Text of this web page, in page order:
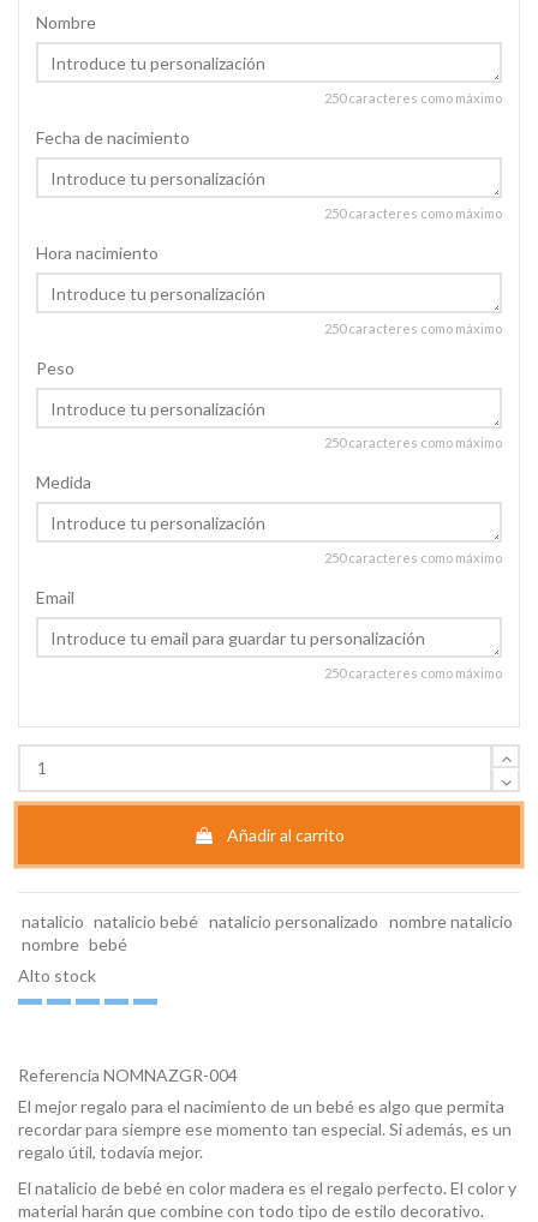
Nombre
250 caracteres como máximo
Fecha de nacimiento
250 caracteres como máximo
Hora nacimiento
250 caracteres como máximo
Peso
250 caracteres como máximo
Medida
250 caracteres como máximo
Email
250 caracteres como máximo
Añadir al carrito
natalicio natalicio bebé natalicio personalizado nombre natalicio
nombre bebé
Alto stock
Referencia NOMNAZGR-004
El mejor regalo para el nacimiento de un bebé es algo que permita
recordar para siempre ese momento tan especial. Si además, es un
regalo útil, todavía mejor.
El natalicio de bebéen color madera es el regalo perfecto. El color y
material harán que combine con todo tipo de estilo decorativo.